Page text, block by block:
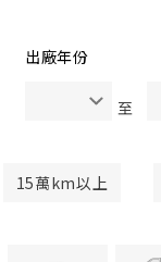
出廠年份
至
15萬km以上